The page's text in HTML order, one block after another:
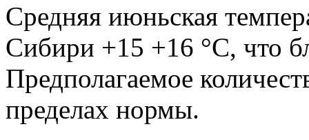
Средняя июньская
Сибири +15 +16 °С, что
Предполагаемое
пределах нормы.